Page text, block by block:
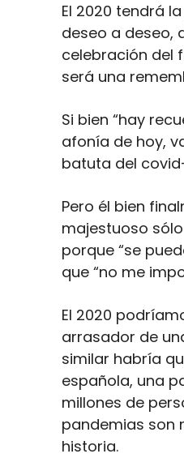
El 2020 tendrá
deseo a deseo,
celebración del
será una
Si bien “hay
afonía de hoy,
batuta del
Pero él bien
majestuoso
porque “se
que “no me
El 2020
arrasador de
similar habría
española, una
millones de
pandemias son
historia.